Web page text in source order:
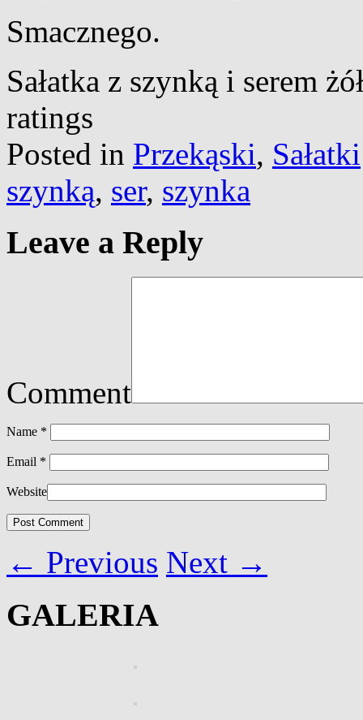
Smacznego.
Sałatka z szynką i serem
ratings
Posted in Przekąski, Sałatki
szynką, ser, szynka
Leave a Reply
Comment
Name *
Email *
Website
← Previous Next →
GALERIA